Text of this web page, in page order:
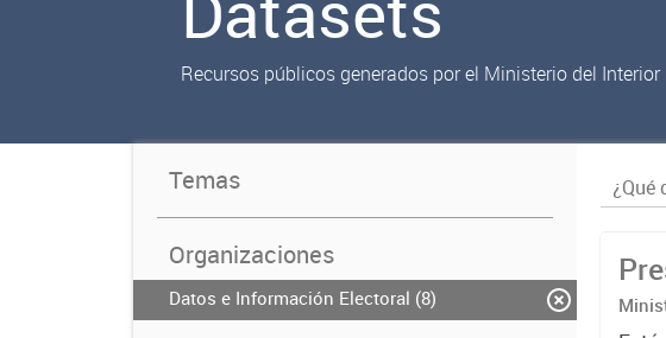
Recursos públicos generados por el Ministerio del Interior
Temas
Organizaciones
Datos e Información Electoral (8)